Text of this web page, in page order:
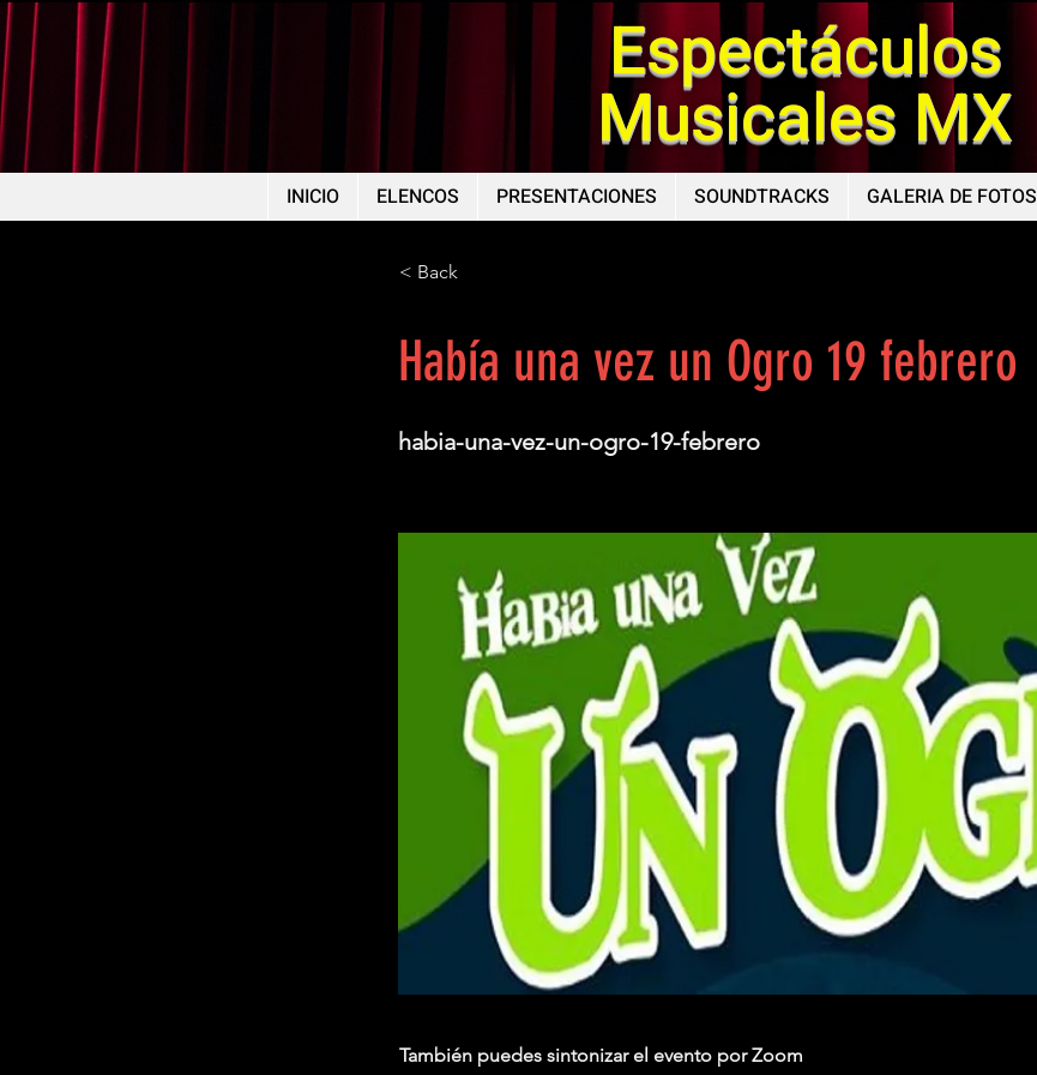
Espectáculos
Musicales MX
INICIO ELENCOS PRESENTACIONES SOUNDTRACKS GALERIA DE FOTOS
< Back
Había una vez un Ogro 19 febrero
habia-una-vez-un-ogro-19-febrero
También puedes sintonizar el evento por Zoom